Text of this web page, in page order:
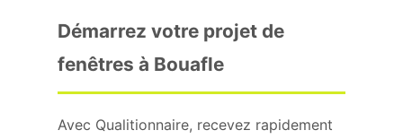
Démarrez votre projet de
fenêtres à Bouafle
Avec Qualitionnaire, recevez rapidement